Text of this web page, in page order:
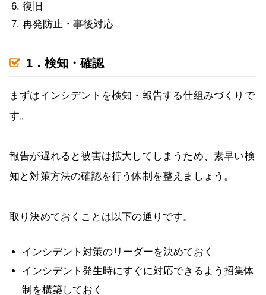
復旧
再発防止・事後対応
1．検知・確認
まずはインシデントを検知・報告する仕組みづくりで
す。
報告が遅れると被害は拡大してしまうため、素早い検
知と対策方法の確認を行う体制を整えましょう。
取り決めておくことは以下の通りです。
インシデント対策のリーダーを決めておく
インシデント発生時にすぐに対応できるよう招集体
制を構築しておく